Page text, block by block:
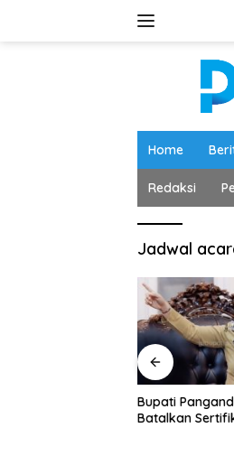
Home
Redaksi
Jadwal
Batubara
Terkendala